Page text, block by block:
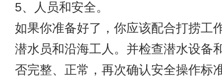
5、人员和安全。
如果你准备好了，你应该配合打捞工
潜水员和沿海工人。并检查潜水设备
否完整、正常，再次确认安全操作标